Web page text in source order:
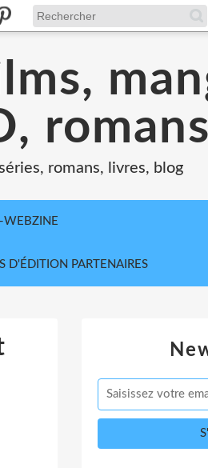
romans
romans, livres, blog
WEBZINE
D'ÉDITION PARTENAIRES